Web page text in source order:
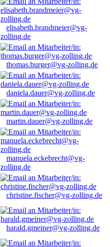
elisabeth.brandmeier@vg-
zolling.de
thomas.burger@vg-zolling.de
daniela.dauer@vg-zolling.de
martin.dauer@vg-zolling.de
manuela.eckebrecht@vg-
zolling.de
christine.fischer@vg-zolling.de
harald.gmeiner@vg-zolling.de